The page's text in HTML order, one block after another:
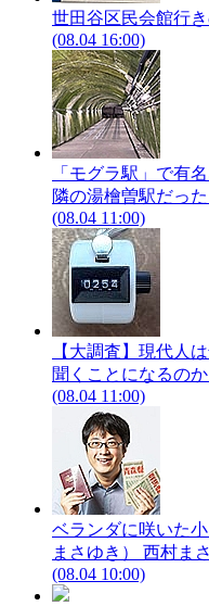
世田谷区民会館行
(08.04 16:00)
「モグラ駅」で有
隣の湯檜曽駅だった
(08.04 11:00)
【大調査】現代人
聞くことになるのか
(08.04 11:00)
ベランダに咲いた
まさゆき） 西村ま
(08.04 10:00)